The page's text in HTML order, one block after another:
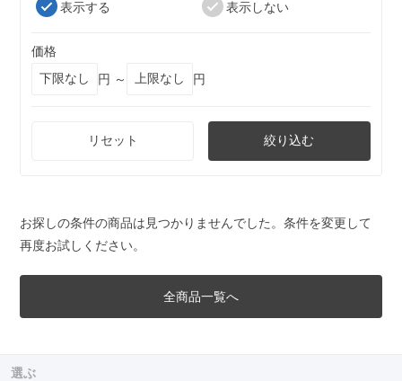
表示する
表示しない
価格
円 ～
円
リセット 絞り込む
お探しの条件の商品は見つかりませんでした。条件を変更して
再度お試しください。
全商品一覧へ
選ぶ